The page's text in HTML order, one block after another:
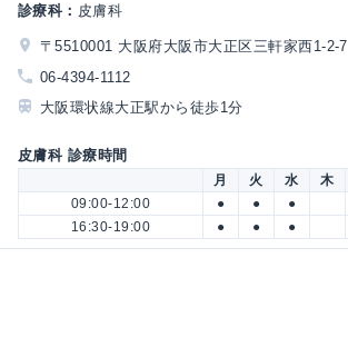
診療科： 皮膚科
〒5510001 大阪府大阪市大正区三軒家西1-2-7
06-4394-1112
大阪環状線大正駅から徒歩1分
皮膚科 診療時間
月 火 水 木
09:00-12:00
● ● ●
16:30-19:00
● ● ●